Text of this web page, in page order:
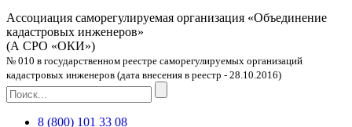
Ассоциация саморегулируемая организация «Объединение
кадастровых инженеров»
(А СРО «ОКИ»)
№ 010 в государственном реестре саморегулируемых организаций
кадастровых инженеров (дата внесения в реестр - 28.10.2016)
8 (800) 101 33 08